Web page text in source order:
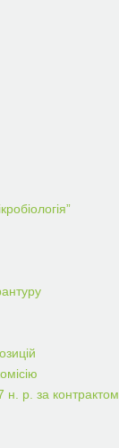
н. р. за контрактом